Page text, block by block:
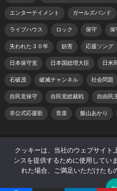
エンターテイメント ガールズバンド
ライブハウス ロック 保守 保
失われた３０年 妨害 応援ソング
日本保守党 日本国総理大臣 日米
石破茂 破滅チャンネル 社会問題
自民党保守 自民党総裁戦 自由民
非公式応援歌 音楽 飯山あかり
© 2026 日本 寿チャンネル -
ホーム
プライバシーポリシ
サイト
クッキーは、当社のウェブサイト
ンスを提供するために使用してい
れた場合、ご満足いただけたも